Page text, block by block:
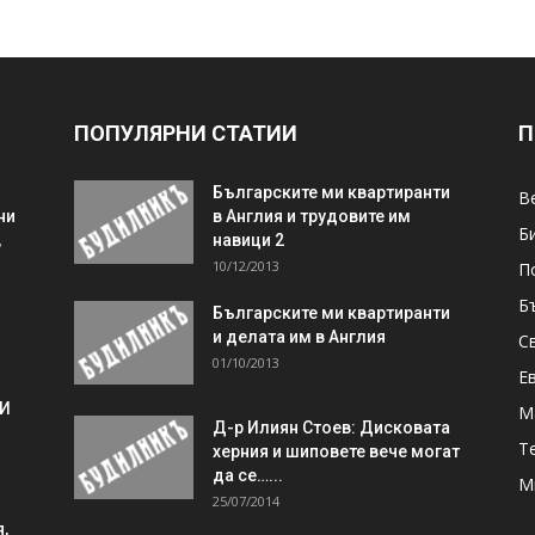
ПОПУЛЯРНИ СТАТИИ
Българските ми квартиранти
в Англия и трудовите им
навици 2
10/12/2013
Българските ми квартиранти
и делата им в Англия
01/10/2013
Д-р Илиян Стоев: Дисковата
херния и шиповете вече могат
да се…...
25/07/2014